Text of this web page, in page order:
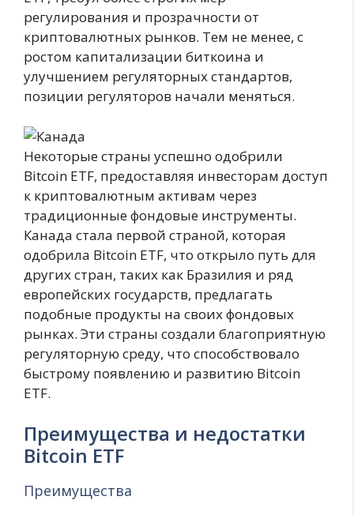
регулирования и прозрачности от
криптовалютных рынков. Тем не менее, с
ростом капитализации биткоина и
улучшением регуляторных стандартов,
позиции регуляторов начали меняться.
Некоторые страны успешно одобрили
Bitcoin ETF, предоставляя инвесторам доступ
к криптовалютным активам через
традиционные фондовые инструменты.
Канада стала первой страной, которая
одобрила Bitcoin ETF, что открыло путь для
других стран, таких как Бразилия и ряд
европейских государств, предлагать
подобные продукты на своих фондовых
рынках. Эти страны создали благоприятную
регуляторную среду, что способствовало
быстрому появлению и развитию Bitcoin
ETF.
Преимущества и недостатки
Bitcoin ETF
Преимущества